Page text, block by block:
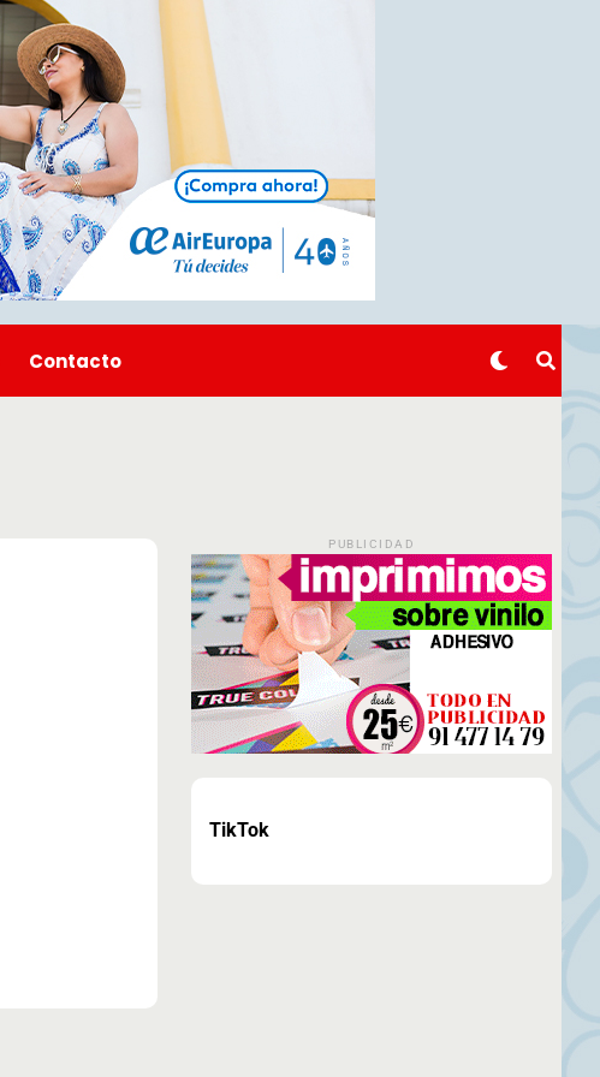
Contacto
PUBLICIDAD
TikTok